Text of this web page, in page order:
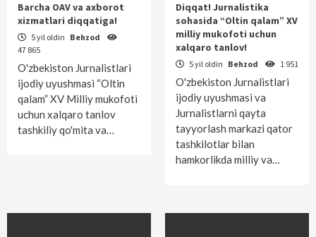
Barcha OAV va axborot
xizmatlari diqqatiga!
5 yil oldin Behzod
47 865
O'zbekiston Jurnalistlari
ijodiy uyushmasi “Oltin
qalam” XV Milliy mukofoti
uchun xalqaro tanlov
tashkiliy qo'mita va…
Diqqat! Jurnalistika
sohasida “Oltin qalam” XV
milliy mukofoti uchun
xalqaro tanlov!
5 yil oldin Behzod 1 951
O'zbekiston Jurnalistlari
ijodiy uyushmasi va
Jurnalistlarni qayta
tayyorlash markazi qator
tashkilotlar bilan
hamkorlikda milliy va…